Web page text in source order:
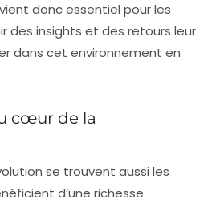
donc essentiel pour les
des insights et des retours leur
dans cet environnement en
cœur de la
se trouvent aussi les
d’une richesse